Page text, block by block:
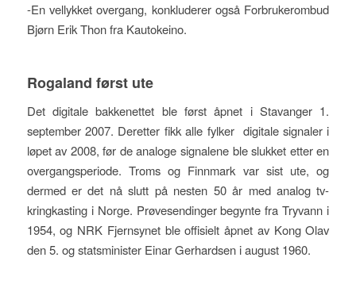
-En vellykket overgang, konkluderer også Forbrukerombud
Bjørn Erik Thon fra Kautokeino.
Rogaland først ute
Det digitale bakkenettet ble først åpnet i Stavanger 1.
september 2007. Deretter fikk alle fylker digitale signaler i
løpet av 2008, før de analoge signalene ble slukket etter en
overgangsperiode. Troms og Finnmark var sist ute, og
dermed er det nå slutt på nesten 50 år med analog tv-
kringkasting i Norge. Prøvesendinger begynte fra Tryvann i
1954, og NRK Fjernsynet ble offisielt åpnet av Kong Olav
den 5. og statsminister Einar Gerhardsen i august 1960.